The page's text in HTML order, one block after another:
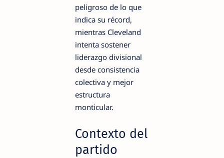
peligroso de lo que
indica su récord,
mientras Cleveland
intenta sostener
liderazgo divisional
desde consistencia
colectiva y mejor
estructura
monticular.
Contexto del
partido